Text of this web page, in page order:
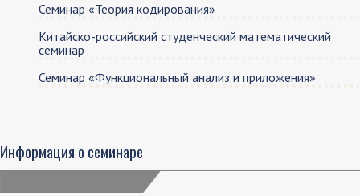
Семинар «Теория кодирования»
Китайско-российский студенческий математический
семинар
Семинар «Функциональный анализ и приложения»
Информация о семинаре